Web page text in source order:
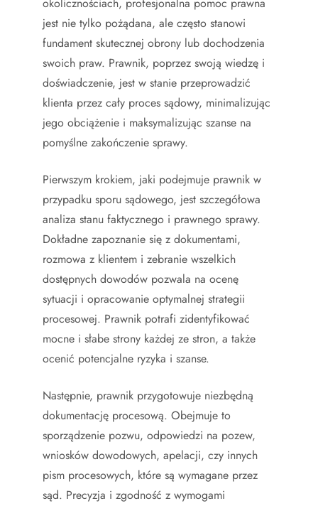
jest nie tylko pożądana, ale często stanowi
fundament skutecznej obrony lub dochodzenia
swoich praw. Prawnik, poprzez swoją wiedzę i
doświadczenie, jest w stanie przeprowadzić
klienta przez cały proces sądowy, minimalizując
jego obciążenie i maksymalizując szanse na
pomyślne zakończenie sprawy.
Pierwszym krokiem, jaki podejmuje prawnik w
przypadku sporu sądowego, jest szczegółowa
analiza stanu faktycznego i prawnego sprawy.
Dokładne zapoznanie się z dokumentami,
rozmowa z klientem i zebranie wszelkich
dostępnych dowodów pozwala na ocenę
sytuacji i opracowanie optymalnej strategii
procesowej. Prawnik potrafi zidentyfikować
mocne i słabe strony każdej ze stron, a także
ocenić potencjalne ryzyka i szanse.
Następnie, prawnik przygotowuje niezbędną
dokumentację procesową. Obejmuje to
sporządzenie pozwu, odpowiedzi na pozew,
wniosków dowodowych, apelacji, czy innych
pism procesowych, które są wymagane przez
sąd. Precyzja i zgodność z wymogami